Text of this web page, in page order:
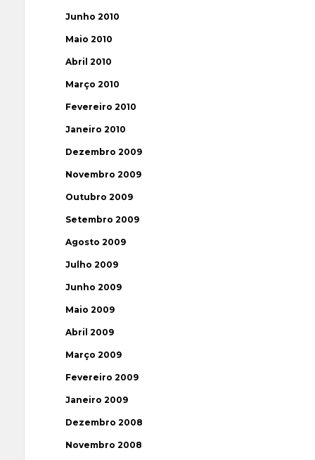
Junho 2010
Maio 2010
Abril 2010
Março 2010
Fevereiro 2010
Janeiro 2010
Dezembro 2009
Novembro 2009
Outubro 2009
Setembro 2009
Agosto 2009
Julho 2009
Junho 2009
Maio 2009
Abril 2009
Março 2009
Fevereiro 2009
Janeiro 2009
Dezembro 2008
Novembro 2008